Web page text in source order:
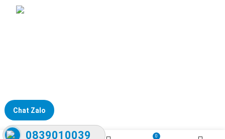
Chat Zalo
0839010039 0